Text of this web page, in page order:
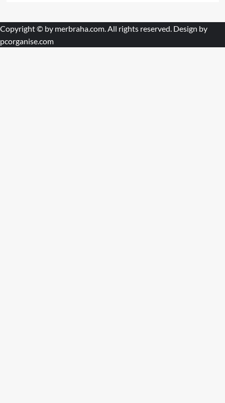
Copyright © by merbraha.com. All rights reserved. Design by
pcorganise.com